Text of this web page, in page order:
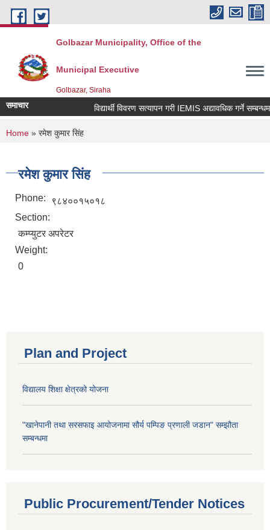
Skip to main content
Golbazar Municipality, Office of the
Municipal Executive
Golbazar, Siraha
समाचार विद्यार्थी विवरण सत्यापन गरी IEMIS अद्यावधिक गर्ने सम्बन्धमा
You are here
Home » रमेश कुमार सिंह
रमेश कुमार सिंह
Phone:
९८४००१५०१८
Section:
कम्प्युटर अपरेटर
Weight:
0
Plan and Project
विद्यालय शिक्षा क्षेत्रको योजना
"खानेपानी तथा सरसफाइ आयोजनामा सौर्य पम्पिङ प्रणाली जडान" सम्झौता
सम्बन्धमा
Public Procurement/Tender Notices